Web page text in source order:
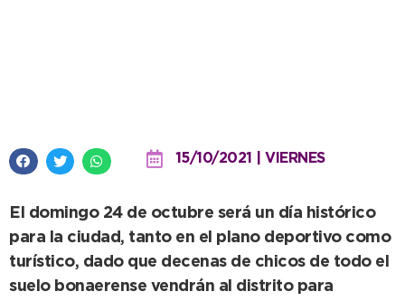
15/10/2021 | VIERNES
El domingo 24 de octubre será un día histórico
para la ciudad, tanto en el plano deportivo como
turístico, dado que decenas de chicos de todo el
suelo bonaerense vendrán al distrito para